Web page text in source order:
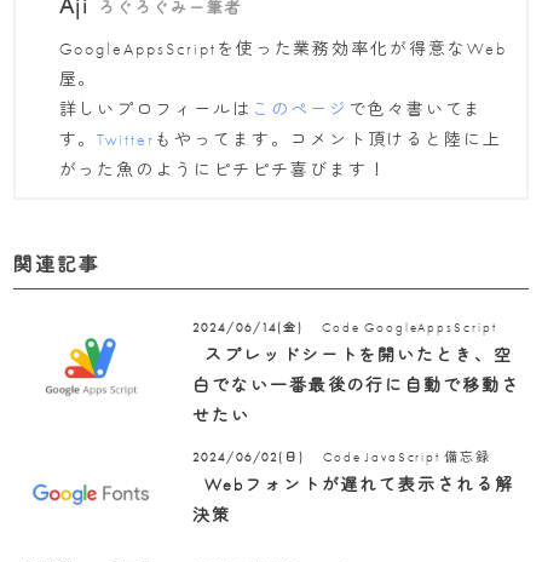
ろぐろぐみー筆者
GoogleAppsScriptを使った業務効率化が得意なWeb
屋。
詳しいプロフィールは このページ で色々書いてま
す。Twitter もやってます。コメント頂けると陸に上
がった魚のようにピチピチ喜びます！
関連記事
2024/06/14(金) Code GoogleAppsScript
スプレッドシートを開いたとき、空
白でない一番最後の行に自動で移動さ
せたい
2024/06/02(日) Code JavaScript 備忘録
Webフォントが遅れて表示される解
決策